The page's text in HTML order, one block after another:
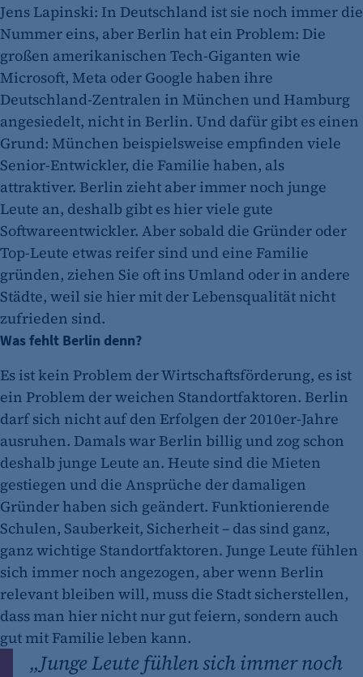
Jens Lapinski: In Deutschland ist sie noch immer die
Nummer eins, aber Berlin hat ein Problem: Die
großen amerikanischen Tech-Giganten wie
Microsoft, Meta oder Google haben ihre
Deutschland-Zentralen in München und Hamburg
angesiedelt, nicht in Berlin. Und dafür gibt es einen
Grund: München beispielsweise empfinden viele
Senior-Entwickler, die Familie haben, als
attraktiver. Berlin zieht aber immer noch junge
Leute an, deshalb gibt es hier viele gute
Softwareentwickler. Aber sobald die Gründer oder
Top-Leute etwas reifer sind und eine Familie
gründen, ziehen Sie oft ins Umland oder in andere
Städte, weil sie hier mit der Lebensqualität nicht
zufrieden sind.
Was fehlt Berlin denn?
Es ist kein Problem der Wirtschaftsförderung, es ist
ein Problem der weichen Standortfaktoren. Berlin
darf sich nicht auf den Erfolgen der 2010er-Jahre
ausruhen. Damals war Berlin billig und zog schon
deshalb junge Leute an. Heute sind die Mieten
gestiegen und die Ansprüche der damaligen
Gründer haben sich geändert. Funktionierende
Schulen, Sauberkeit, Sicherheit – das sind ganz,
ganz wichtige Standortfaktoren. Junge Leute fühlen
sich immer noch angezogen, aber wenn Berlin
relevant bleiben will, muss die Stadt sicherstellen,
dass man hier nicht nur gut feiern, sondern auch
gut mit Familie leben kann.
„Junge Leute fühlen sich immer noch